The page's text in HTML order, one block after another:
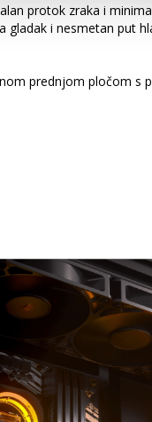
protok zraka i
gladak i nesmetan put
prednjom pločom s